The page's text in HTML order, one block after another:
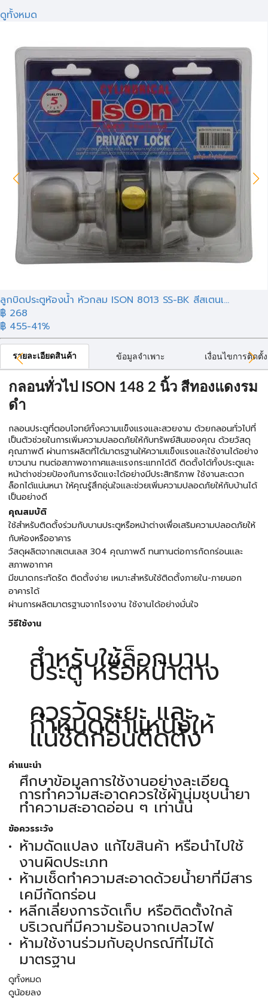
ดูทั้งหมด
ลูกบิดประตูห้องน้ำ หัวกลม ISON 8013 SS-BK สีสเตนเ...
฿ 268
฿ 455-41%
รายละเอียดสินค้า ข้อมูลจำเพาะ เงื่อนไขการติดตั้ง
กลอนทั่วไป ISON 148 2 นิ้ว สีทองแดงรม
ดำ
กลอนประตูที่ตอบโจทย์ทั้งความแข็งแรงและสวยงาม ด้วยกลอนทั่วไปที่
เป็นตัวช่วยในการเพิ่มความปลอดภัยให้กับทรัพย์สินของคุณ ด้วยวัสดุ
คุณภาพดี ผ่านการผลิตที่ได้มาตรฐานให้ความแข็งแรงและใช้งานได้อย่าง
ยาวนาน ทนต่อสภาพอากาศและแรงกระแทกได้ดี ติดตั้งได้ทั้งประตูและ
หน้าต่างช่วยป้องกันการงัดแงะได้อย่างมีประสิทธิภาพ ใช้งานสะดวก
ล็อกได้แน่นหนา ให้คุณรู้สึกอุ่นใจและช่วยเพิ่มความปลอดภัยให้กับบ้านได้
เป็นอย่างดี
คุณสมบัติ
ใช้สำหรับติดตั้งร่วมกับบานประตูหรือหน้าต่างเพื่อเสริมความปลอดภัยให้
กับห้องหรืออาคาร
วัสดุผลิตจากสเตนเลส 304 คุณภาพดี ทนทานต่อการกัดกร่อนและ
สภาพอากาศ
มีขนาดกระทัดรัด ติดตั้งง่าย เหมาะสำหรับใช้ติดตั้งภายใน-ภายนอก
อาคารได้
ผ่านการผลิตมาตรฐานจากโรงงาน ใช้งานได้อย่างมั่นใจ
วิธีใช้งาน
สำหรับใช้ล็อกบาน
ประตู หรือหน้าต่าง
ควรวัดระยะ และ
กำหนดตำแหน่งให้
แน่ชัดก่อนติดตั้ง
คำแนะนำ
ศึกษาข้อมูลการใช้งานอย่างละเอียด
การทำความสะอาดควรใช้ผ้านุ่มชุบน้ำยา
ทำความสะอาดอ่อน ๆ เท่านั้น
ข้อควรระวัง
ห้ามดัดแปลง แก้ไขสินค้า หรือนำไปใช้
งานผิดประเภท
ห้ามเช็ดทำความสะอาดด้วยน้ำยาที่มีสาร
เคมีกัดกร่อน
หลีกเลี่ยงการจัดเก็บ หรือติดตั้งใกล้
บริเวณที่มีความร้อนจากเปลวไฟ
ห้ามใช้งานร่วมกับอุปกรณ์ที่ไม่ได้
มาตรฐาน
ดูทั้งหมด
ดูน้อยลง